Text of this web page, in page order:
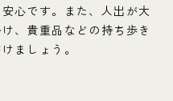
心です。また、人出が大
、貴重品などの持ち歩き
ましょう。